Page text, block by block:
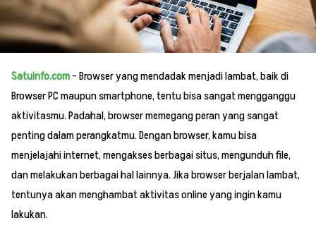
Satuinfo.com– Browser yang mendadak menjadi lambat, baik di
Browser PC maupun smartphone, tentu bisa sangat mengganggu
aktivitasmu. Padahal, browser memegang peran yang sangat
penting dalam perangkatmu. Dengan browser, kamu bisa
menjelajahi internet, mengakses berbagai situs, mengunduh file,
dan melakukan berbagai hal lainnya. Jika browser berjalan lambat,
tentunya akan menghambat aktivitas online yang ingin kamu
lakukan.